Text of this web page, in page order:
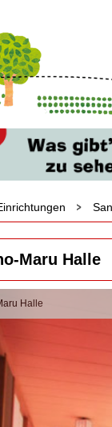
Maru Halle
Halle